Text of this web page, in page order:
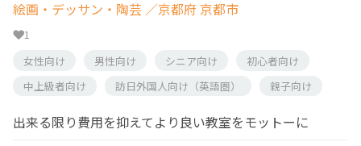
絵画・デッサン・陶芸 ／京都府 京都市
1
女性向け
男性向け シニア向け
初心者向け
中上級者向け
訪日外国人向け（英語圏） 親子向け
出来る限り費用を抑えてより良い教室をモットーに